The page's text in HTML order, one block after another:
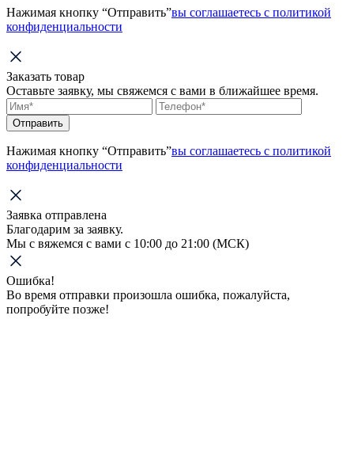
Нажимая кнопку “Отправить”вы соглашаетесь с политикой
конфиденциальности
Заказать товар
Оставьте заявку, мы свяжемся с вами в ближайшее время.
Отправить
Нажимая кнопку “Отправить”вы соглашаетесь с политикой
конфиденциальности
Заявка отправлена
Благодарим за заявку.
Мы с вяжемся с вами с 10:00 до 21:00 (МСК)
Ошибка!
Во время отправки произошла ошибка, пожалуйста,
попробуйте позже!